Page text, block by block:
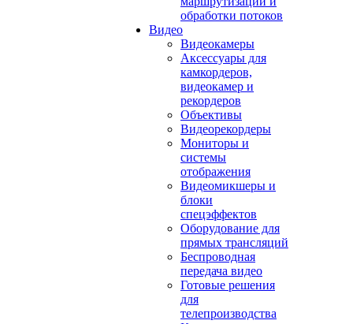
обработки потоков
Видео
Видеокамеры
Аксессуары для
камкордеров,
видеокамер и
рекордеров
Объективы
Видеорекордеры
Мониторы и
системы
отображения
Видеомикшеры и
блоки
спецэффектов
Оборудование для
прямых трансляций
Беспроводная
передача видео
Готовые решения
для
телепроизводства